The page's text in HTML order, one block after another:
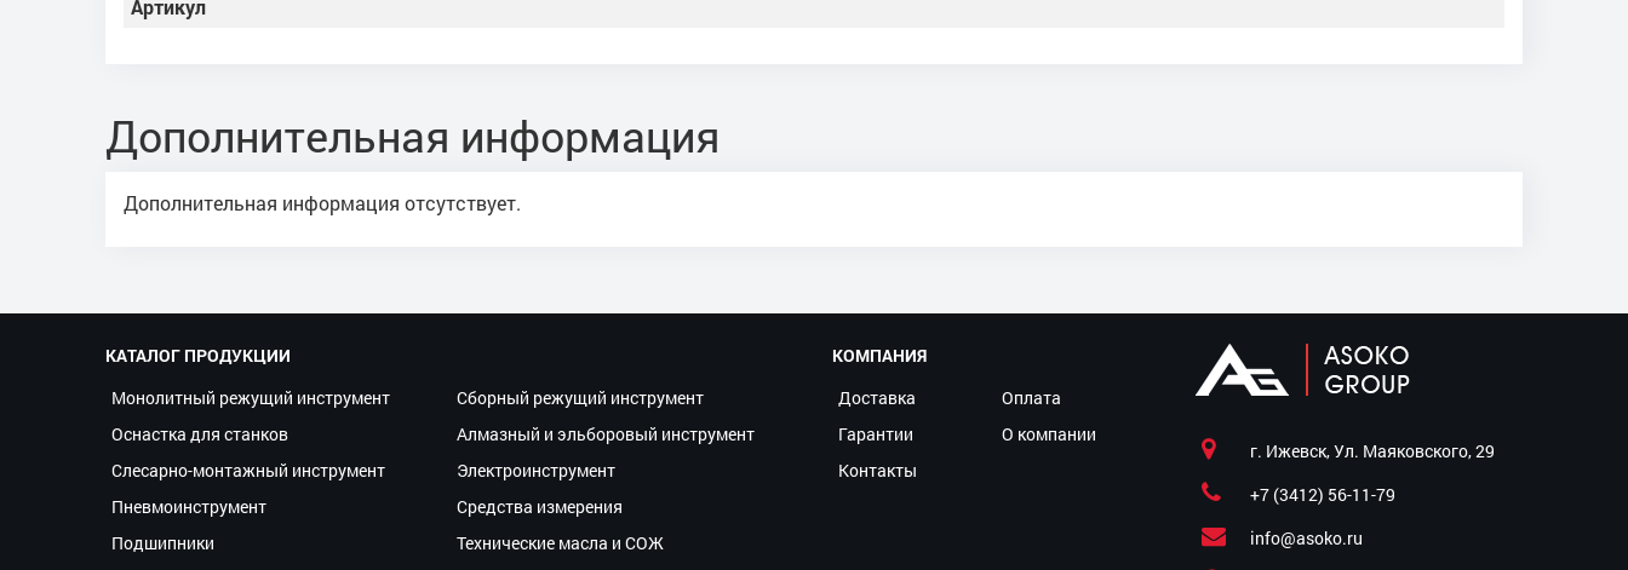
Артикул
Дополнительная информация
Дополнительная информация отсутствует.
КАТАЛОГ ПРОДУКЦИИ
Монолитный режущий инструмент
Сборный режущий инструмент
Оснастка для станков
Алмазный и эльборовый инструмент
Слесарно-монтажный инструмент
Электроинструмент
Пневмоинструмент
Средства измерения
Подшипники
Технические масла и СОЖ
КОМПАНИЯ
Доставка
Оплата
Гарантии
О компании
Контакты
г. Ижевск, Ул. Маяковского, 29
+7 (3412) 56-11-79
info@asoko.ru